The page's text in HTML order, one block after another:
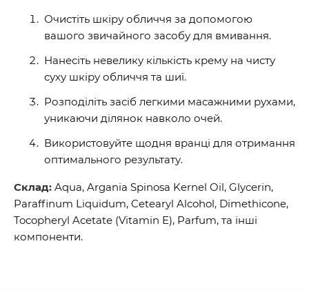
Очистіть шкіру обличчя за допомогою
вашого звичайного засобу для вмивання.
Нанесіть невелику кількість крему на чисту
суху шкіру обличчя та шиї.
Розподіліть засіб легкими масажними рухами,
уникаючи ділянок навколо очей.
Використовуйте щодня вранці для отримання
оптимального результату.
Склад: Aqua, Argania Spinosa Kernel Oil, Glycerin,
Paraffinum Liquidum, Cetearyl Alcohol, Dimethicone,
Tocopheryl Acetate (Vitamin E), Parfum, та інші
компоненти.